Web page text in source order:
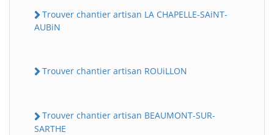
Trouver chantier artisan LA CHAPELLE-SAiNT-
AUBiN
Trouver chantier artisan ROUiLLON
Trouver chantier artisan BEAUMONT-SUR-
SARTHE